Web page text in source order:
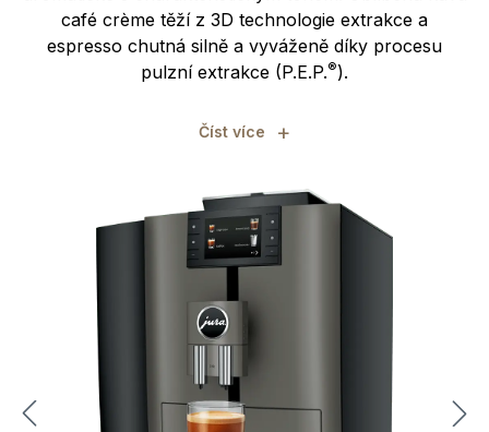
café crème těží z 3D technologie extrakce a
espresso chutná silně a vyváženě díky procesu
pulzní extrakce (P.E.P.®).
Číst více +